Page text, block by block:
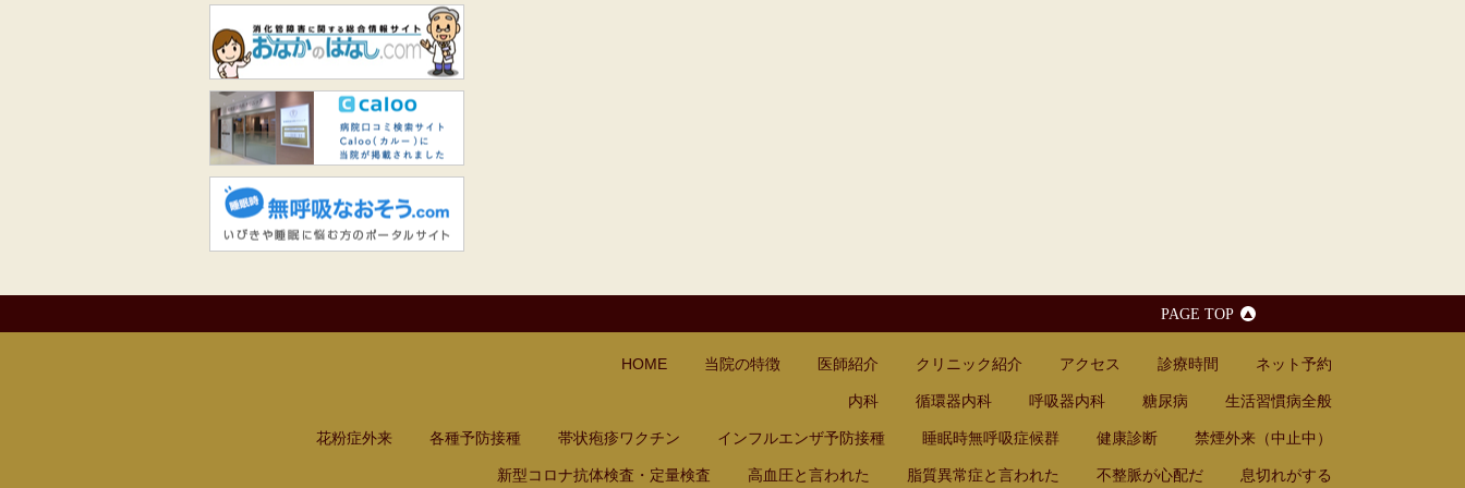
PAGE TOP
HOME 当院の特徴 医師紹介 クリニック紹介 アクセス 診療時間 ネット予約
内科 循環器内科 呼吸器内科 糖尿病 生活習慣病全般
花粉症外来 各種予防接種 帯状疱疹ワクチン インフルエンザ予防接種 睡眠時無呼吸症候群 健康診断 禁煙外来（中止中）
新型コロナ抗体検査・定量検査 高血圧と言われた 脂質異常症と言われた 不整脈が心配だ 息切れがする